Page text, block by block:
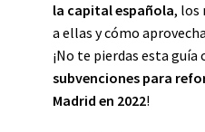
la capital española, los
a ellas y cómo
¡No te pierdas esta
subvenciones para
Madrid en 2022!